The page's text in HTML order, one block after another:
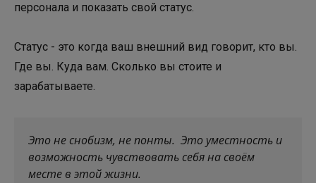
персонала и показать свой статус.
Статус - это когда ваш внешний вид говорит, кто вы.
Где вы. Куда вам. Сколько вы стоите и
зарабатываете.
Это не снобизм, не понты. Это уместность и
возможность чувствовать себя на своём
месте в этой жизни.